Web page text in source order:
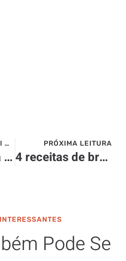
ANTERIORMENTE AQUI NO SITE>>>
Dicas para uma virada inesquecível: 5 destinos incríveis de cruzeiro para o Ano Novo
PRÓXIMA LEITURA
4 receitas de brownie: aprenda a preparar diferentes versões
Pode Se